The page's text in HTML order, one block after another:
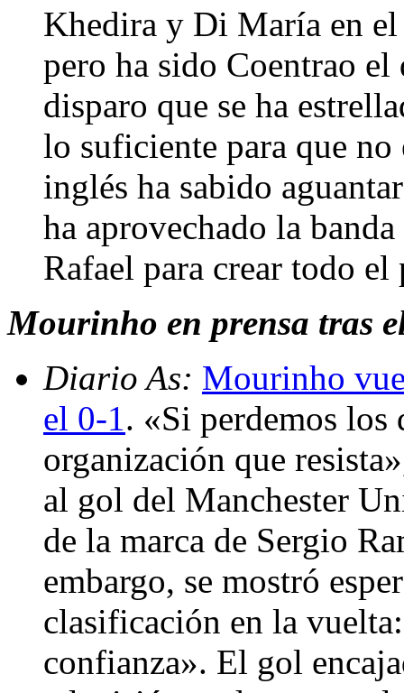
Khedira y Di María en
pero ha sido Coentrao
disparo que se ha
lo suficiente para que
inglés ha sabido
ha aprovechado la
Rafael para crear todo
Mourinho en prensa tras
Diario As: Mourinho
el 0-1 . «Si perdemos
organización que
al gol del Manchester
de la marca de Sergio
embargo, se mostró
clasificación en la
confianza». El gol